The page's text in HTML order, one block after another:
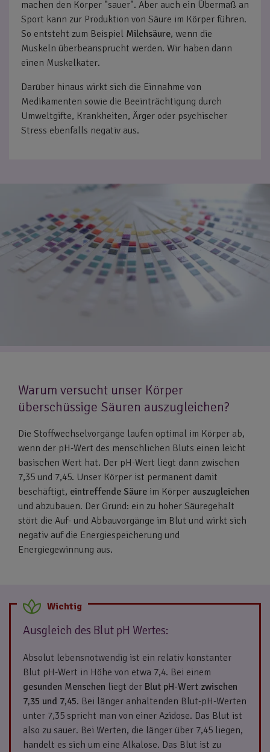
machen den Körper "sauer". Aber auch ein Übermaß an
Sport kann zur Produktion von Säure im Körper führen.
So entsteht zum Beispiel Milchsäure, wenn die
Muskeln überbeansprucht werden. Wir haben dann
einen Muskelkater.
Darüber hinaus wirkt sich die Einnahme von
Medikamenten sowie die Beeinträchtigung durch
Umweltgifte, Krankheiten, Ärger oder psychischer
Stress ebenfalls negativ aus.
Warum versucht unser Körper
überschüssige Säuren auszugleichen?
Die Stoffwechselvorgänge laufen optimal im Körper ab,
wenn der pH-Wert des menschlichen Bluts einen leicht
basischen Wert hat. Der pH-Wert liegt dann zwischen
7,35 und 7,45. Unser Körper ist permanent damit
beschäftigt, eintreffende Säure im Körper auszugleichen
und abzubauen. Der Grund: ein zu hoher Säuregehalt
stört die Auf- und Abbauvorgänge im Blut und wirkt sich
negativ auf die Energiespeicherung und
Energiegewinnung aus.
Ausgleich des Blut pH Wertes:
Absolut lebensnotwendig ist ein relativ konstanter
Blut pH-Wert in Höhe von etwa 7,4. Bei einem
gesunden Menschen liegt der Blut pH-Wert zwischen
7,35 und 7,45. Bei länger anhaltenden Blut-pH-Werten
unter 7,35 spricht man von einer Azidose. Das Blut ist
also zu sauer. Bei Werten, die länger über 7,45 liegen,
handelt es sich um eine Alkalose. Das Blut ist zu